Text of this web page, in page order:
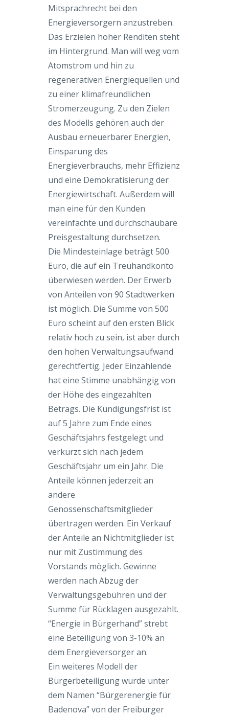
Mitsprachrecht bei den
Energieversorgern anzustreben.
Das Erzielen hoher Renditen steht
im Hintergrund. Man will weg vom
Atomstrom und hin zu
regenerativen Energiequellen und
zu einer klimafreundlichen
Stromerzeugung. Zu den Zielen
des Modells gehören auch der
Ausbau erneuerbarer Energien,
Einsparung des
Energieverbrauchs, mehr Effizienz
und eine Demokratisierung der
Energiewirtschaft. Außerdem will
man eine für den Kunden
vereinfachte und durchschaubare
Preisgestaltung durchsetzen.
Die Mindesteinlage beträgt 500
Euro, die auf ein Treuhandkonto
überwiesen werden. Der Erwerb
von Anteilen von 90 Stadtwerken
ist möglich. Die Summe von 500
Euro scheint auf den ersten Blick
relativ hoch zu sein, ist aber durch
den hohen Verwaltungsaufwand
gerechtfertig. Jeder Einzahlende
hat eine Stimme unabhängig von
der Höhe des eingezahlten
Betrags. Die Kündigungsfrist ist
auf 5 Jahre zum Ende eines
Geschäftsjahrs festgelegt und
verkürzt sich nach jedem
Geschäftsjahr um ein Jahr. Die
Anteile können jederzeit an
andere
Genossenschaftsmitglieder
übertragen werden. Ein Verkauf
der Anteile an Nichtmitglieder ist
nur mit Zustimmung des
Vorstands möglich. Gewinne
werden nach Abzug der
Verwaltungsgebühren und der
Summe für Rücklagen ausgezahlt.
“Energie in Bürgerhand” strebt
eine Beteiligung von 3-10% an
dem Energieversorger an.
Ein weiteres Modell der
Bürgerbeteiligung wurde unter
dem Namen “Bürgerenergie für
Badenova” von der Freiburger